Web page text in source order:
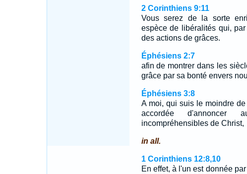
2 Corinthiens 9:11
Vous serez de la sorte
espèce de libéralités qui,
des actions de grâces.
Éphésiens 2:7
afin de montrer dans les
grâce par sa bonté envers
Éphésiens 3:8
A moi, qui suis le moindre
accordée d'annoncer
incompréhensibles de Christ,
in all.
1 Corinthiens 12:8,10
En effet, à l'un est donnée